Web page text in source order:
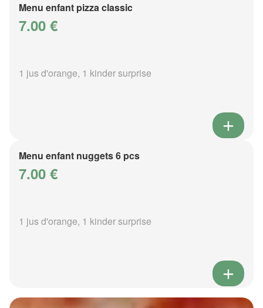
Menu enfant pizza classic
7.00 €
1 jus d'orange, 1 kinder surprise
Menu enfant nuggets 6 pcs
7.00 €
1 jus d'orange, 1 kinder surprise